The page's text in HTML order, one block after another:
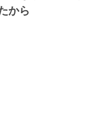
から